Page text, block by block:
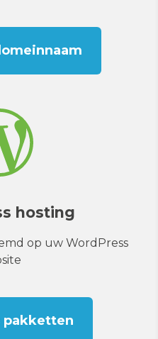
hosting
op uw WordPress
pakketten